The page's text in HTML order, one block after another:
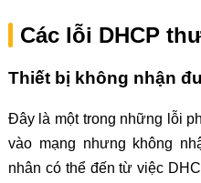
Các lỗi DHCP
Thiết bị không nhận
Đây là một trong những lỗi
vào mạng nhưng không
nhân có thể đến từ việc